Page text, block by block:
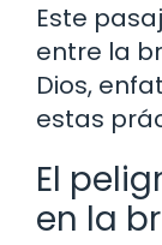
Este
entre la
Dios,
estas
El
en la